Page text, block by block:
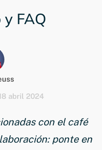
FAQ
abril 2024
con el café
ponte en